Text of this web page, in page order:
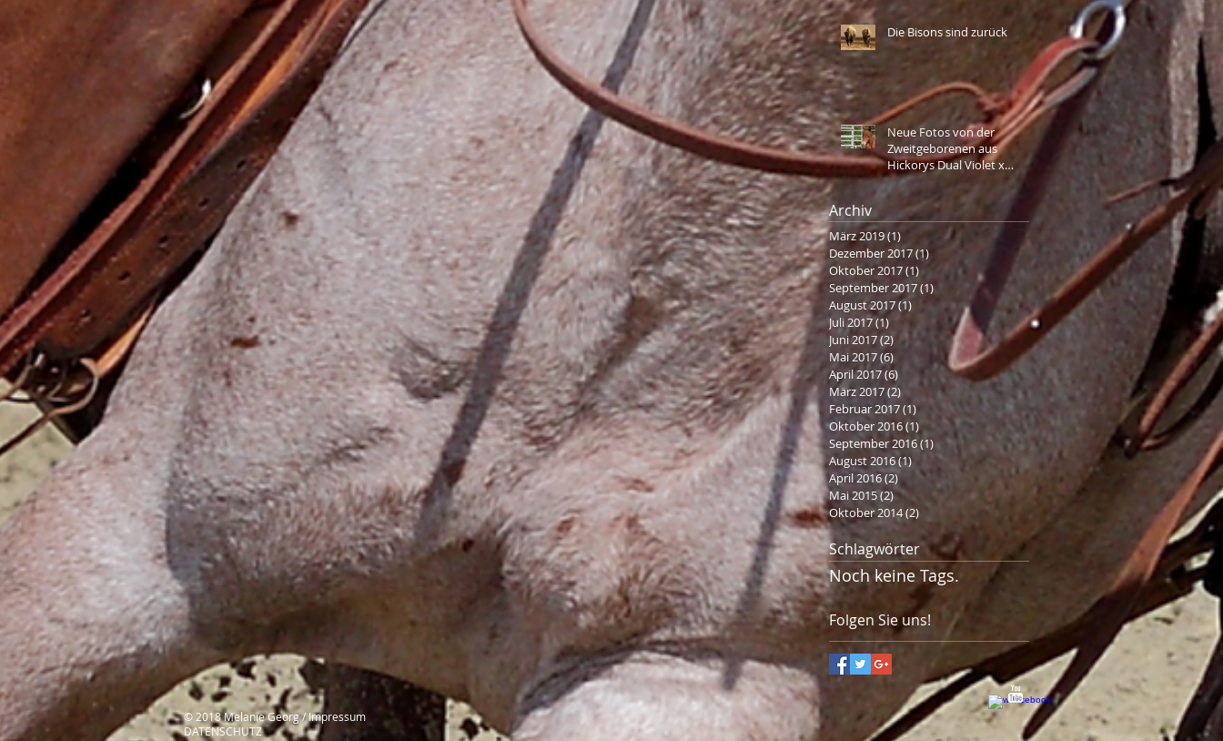
Die Bisons sind zurück
Neue Fotos von der
Zweitgeborenen aus
Hickorys Dual Violet x
Rainboon Man
Archiv
März 2019(1) 1 Beitrag
Dezember 2017(1) 1 Beitrag
Oktober 2017(1) 1 Beitrag
September 2017(1)1 Beitrag
August 2017(1) 1 Beitrag
Juli 2017(1)
Juni 2017(2)2 Beiträge
Mai 2017(6) 6 Beiträge
April 2017(6) 6 Beiträge
März 2017(2) 2 Beiträge
Februar 2017(1)1 Beitrag
Oktober 2016(1)1 Beitrag
September 2016(1) 1 Beitrag
August 2016(1) 1 Beitrag
April 2016(2)2 Beiträge
Mai 2015(2)2 Beiträge
Oktober 2014(2)
Schlagwörter
Noch keine Tags.
Folgen Sie uns!
© 2018 Melanie Georg / Impressum
DATENSCHUTZ